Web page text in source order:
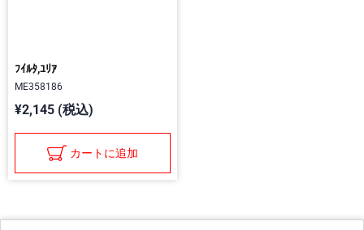
ﾌｲﾙﾀ,ﾕﾘｱ
ME358186
¥2,145 (税込)
カートに追加